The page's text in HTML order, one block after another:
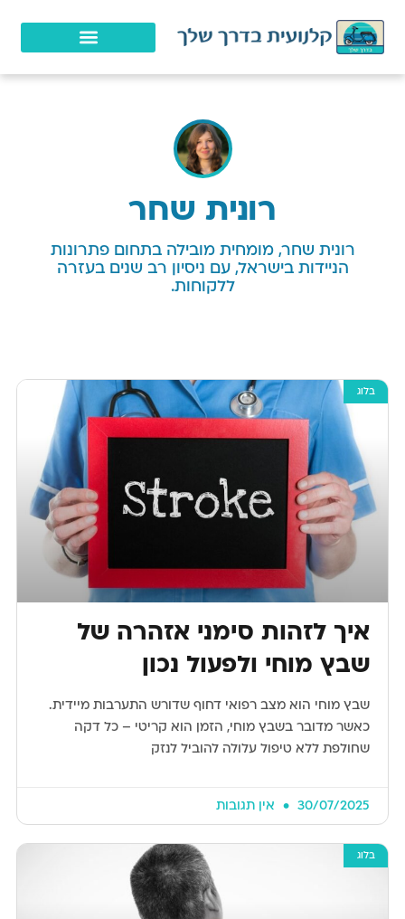
רונית שחר
רונית שחר, מומחית מובילה בתחום פתרונות
הניידות בישראל, עם ניסיון רב שנים בעזרה
ללקוחות.
בלוג
איך לזהות סימני אזהרה של
שבץ מוחי ולפעול נכון
שבץ מוחי הוא מצב רפואי דחוף שדורש התערבות מיידית.
כאשר מדובר בשבץ מוחי, הזמן הוא קריטי – כל דקה
שחולפת ללא טיפול עלולה להוביל לנזק
30/07/2025 אין תגובות
בלוג